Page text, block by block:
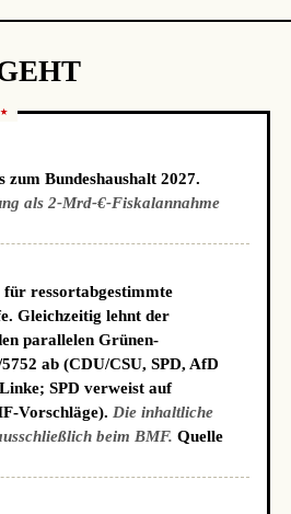
zum Bundeshaushalt 2027.
als 2-Mrd-€-Fiskalannahme
ressortabgestimmte
Gleichzeitig lehnt der
parallelen Grünen-
ab (CDU/CSU, SPD, AfD
SPD verweist auf
Vorschläge). Die inhaltliche
beim BMF. Quelle